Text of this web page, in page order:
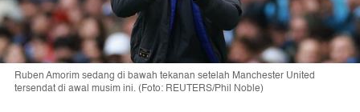
Ruben Amorim sedang di bawah tekanan setelah Manchester United
tersendat di awal musim ini. (Foto: REUTERS/Phil Noble)